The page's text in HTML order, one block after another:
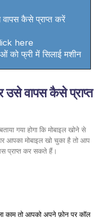
वापस कैसे प्राप्त करें
here
को फ्री में सिलाई मशीन
उसे वापस कैसे प्राप्त
गया होगा कि मोबाइल खोने से
आपका मोबाइल खो चुका है तो आप
प्राप्त कर सकते हैं।
काम तो आपको अपने फ़ोन पर कॉल